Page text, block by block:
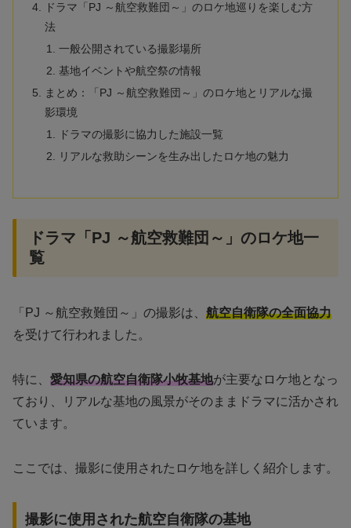
ドラマ「PJ ～航空救難団～」のロケ地巡りを楽しむ方
法
一般公開されている撮影場所
基地イベントや航空祭の情報
まとめ：「PJ ～航空救難団～」のロケ地とリアルな撮
影環境
ドラマの撮影に協力した施設一覧
リアルな救助シーンを生み出したロケ地の魅力
ドラマ「PJ ～航空救難団～」のロケ地一
覧
「PJ ～航空救難団～」の撮影は、 航空自衛隊の全面協力
を受けて行われました。
特に、 愛知県の航空自衛隊小牧基地が主要なロケ地となっ
ており、リアルな基地の風景がそのままドラマに活かされ
ています。
ここでは、撮影に使用されたロケ地を詳しく紹介します。
撮影に使用された航空自衛隊の基地